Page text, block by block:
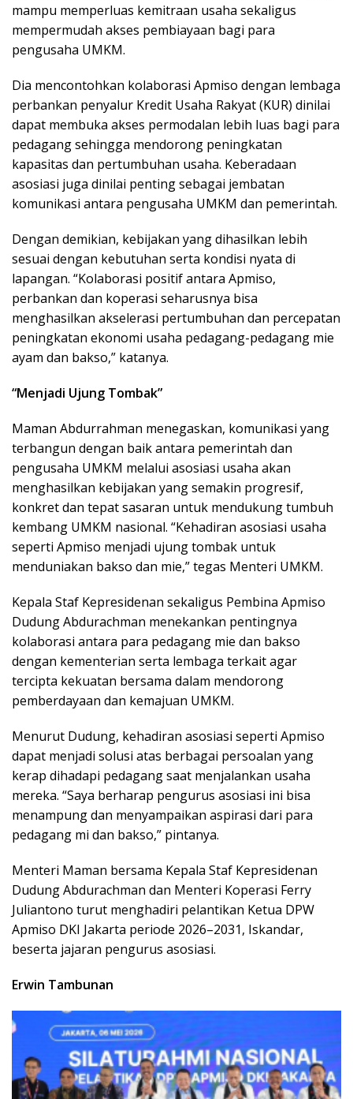
mampu memperluas kemitraan usaha sekaligus
mempermudah akses pembiayaan bagi para
pengusaha UMKM.
Dia mencontohkan kolaborasi Apmiso dengan lembaga
perbankan penyalur Kredit Usaha Rakyat (KUR) dinilai
dapat membuka akses permodalan lebih luas bagi para
pedagang sehingga mendorong peningkatan
kapasitas dan pertumbuhan usaha. Keberadaan
asosiasi juga dinilai penting sebagai jembatan
komunikasi antara pengusaha UMKM dan pemerintah.
Dengan demikian, kebijakan yang dihasilkan lebih
sesuai dengan kebutuhan serta kondisi nyata di
lapangan. “Kolaborasi positif antara Apmiso,
perbankan dan koperasi seharusnya bisa
menghasilkan akselerasi pertumbuhan dan percepatan
peningkatan ekonomi usaha pedagang-pedagang mie
ayam dan bakso,” katanya.
“Menjadi Ujung Tombak”
Maman Abdurrahman menegaskan, komunikasi yang
terbangun dengan baik antara pemerintah dan
pengusaha UMKM melalui asosiasi usaha akan
menghasilkan kebijakan yang semakin progresif,
konkret dan tepat sasaran untuk mendukung tumbuh
kembang UMKM nasional. “Kehadiran asosiasi usaha
seperti Apmiso menjadi ujung tombak untuk
menduniakan bakso dan mie,” tegas Menteri UMKM.
Kepala Staf Kepresidenan sekaligus Pembina Apmiso
Dudung Abdurachman menekankan pentingnya
kolaborasi antara para pedagang mie dan bakso
dengan kementerian serta lembaga terkait agar
tercipta kekuatan bersama dalam mendorong
pemberdayaan dan kemajuan UMKM.
Menurut Dudung, kehadiran asosiasi seperti Apmiso
dapat menjadi solusi atas berbagai persoalan yang
kerap dihadapi pedagang saat menjalankan usaha
mereka. “Saya berharap pengurus asosiasi ini bisa
menampung dan menyampaikan aspirasi dari para
pedagang mi dan bakso,” pintanya.
Menteri Maman bersama Kepala Staf Kepresidenan
Dudung Abdurachman dan Menteri Koperasi Ferry
Juliantono turut menghadiri pelantikan Ketua DPW
Apmiso DKI Jakarta periode 2026–2031, Iskandar,
beserta jajaran pengurus asosiasi.
Erwin Tambunan